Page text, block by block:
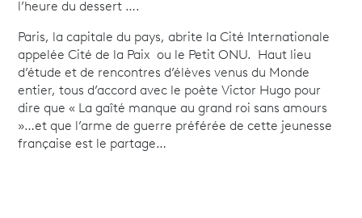
l’heure du dessert ….
Paris, la capitale du pays, abrite la Cité Internationale
appelée Cité de la Paix ou le Petit ONU. Haut lieu
d’étude et de rencontres d’élèves venus du Monde
entier, tous d’accord avec le poète Victor Hugo pour
dire que « La gaîté manque au grand roi sans amours
»…et que l’arme de guerre préférée de cette jeunesse
française est le partage…